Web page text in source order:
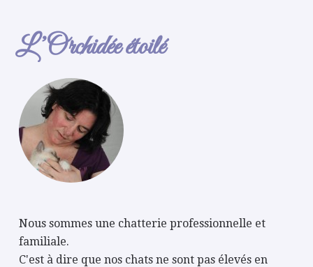
L’Orchidée étoilé
Nous sommes une chatterie professionnelle et
familiale.
C'est à dire que nos chats ne sont pas élevés en